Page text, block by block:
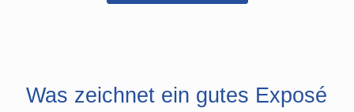
Was zeichnet ein gutes Exposé